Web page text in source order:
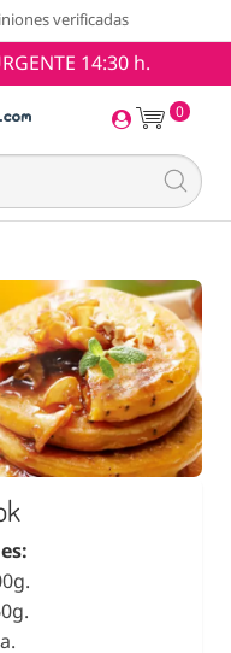
verificadas
14:30 h.
0